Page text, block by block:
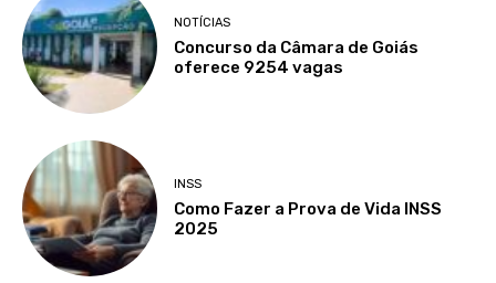
NOTÍCIAS
Concurso da Câmara de Goiás
oferece 9254 vagas
INSS
Como Fazer a Prova de Vida INSS
2025